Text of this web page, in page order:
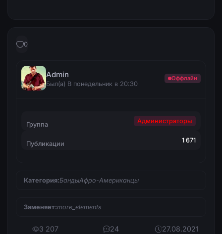
0
Admin
Был(а) В понедельник в 20:30
Оффлайн
Группа Администраторы
Публикации 1 671
Категория:БандыАфро-Американцы
Заменяет:more_elements
3 207 24 27.08.2021